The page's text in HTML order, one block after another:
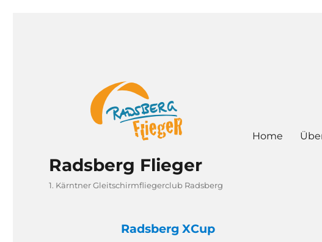
Radsberg Flieger
1. Kärntner Gleitschirmfliegerclub Radsberg
Home
Radsberg XCup